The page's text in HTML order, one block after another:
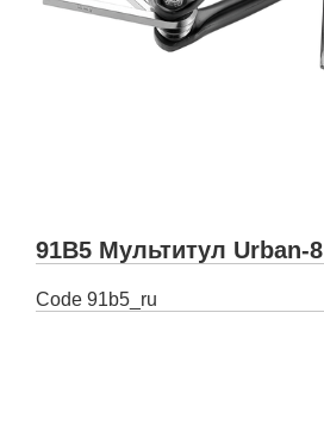
91B5 Мультитул Urban-8
Code 91b5_ru